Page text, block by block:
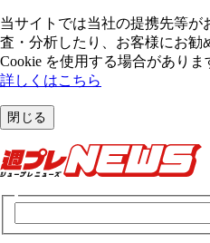
当サイトでは当社の提携先等が
査・分析したり、お客様にお勧
Cookie を使⽤する場合がありま
詳しくはこちら
閉じる